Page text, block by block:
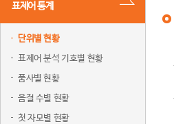
표제어 통계
단위별 현황
표제어 분석 기호별 현황
품사별 현황
음절 수별 현황
첫 자모별 현황